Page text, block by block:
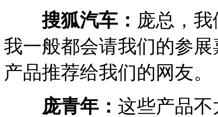
搜狐汽车： 庞总，
我一般都会请我们的参
产品推荐给我们的网友。
庞青年： 这些产品